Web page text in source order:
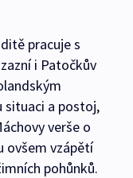
pracuje s
i Patočkův
situaci a postoj,
verše o
ovšem vzápětí
pohůnků.